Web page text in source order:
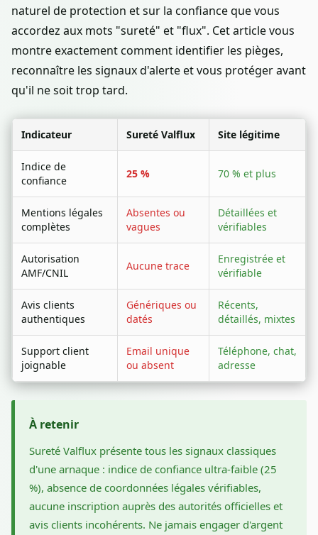
naturel de protection et sur la confiance que vous
accordez aux mots "sureté" et "flux". Cet article vous
montre exactement comment identifier les pièges,
reconnaître les signaux d'alerte et vous protéger avant
qu'il ne soit trop tard.
Indicateur Sureté Valflux Site légitime
Indice de
confiance
25 % 70 % et plus
Mentions légales
complètes
Absentes ou
vagues
Détaillées et
vérifiables
Autorisation
AMF/CNIL
Aucune trace
Enregistrée et
vérifiable
Avis clients
authentiques
Génériques ou
datés
Récents,
détaillés, mixtes
Support client
joignable
Email unique
ou absent
Téléphone, chat,
adresse
À retenir
Sureté Valflux présente tous les signaux classiques
d'une arnaque : indice de confiance ultra-faible (25
%), absence de coordonnées légales vérifiables,
aucune inscription auprès des autorités officielles et
avis clients incohérents. Ne jamais engager d'argent